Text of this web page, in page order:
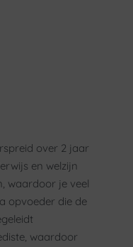
over 2 jaar
en welzijn
waardoor je veel
opvoeder die de
waardoor